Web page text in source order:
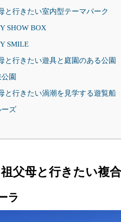
と行きたい室内型テーマパーク
SHOW BOX
SMILE
と行きたい遊具と庭園のある公園
園
と行きたい渦潮を見学する遊覧船
ーズ
父母と行きたい複
ラ